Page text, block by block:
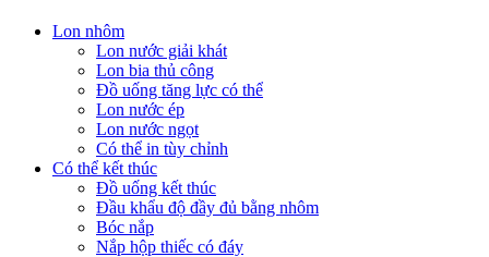
Lon nhôm
Lon nước giải khát
Lon bia thủ công
Đồ uống tăng lực có thể
Lon nước ép
Lon nước ngọt
Có thể in tùy chỉnh
Có thể kết thúc
Đồ uống kết thúc
Đầu khẩu độ đầy đủ bằng nhôm
Bóc nắp
Nắp hộp thiếc có đáy